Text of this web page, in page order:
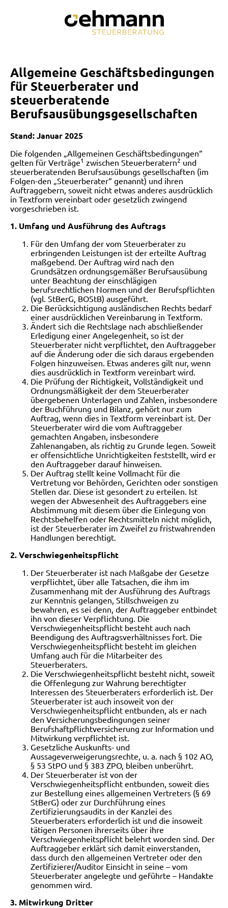
Allgemeine Geschäftsbedingungen
für Steuerberater und
steuerberatende
Berufsausübungsgesellschaften
Stand:Januar2025
Die folgenden „Allgemeinen Geschäftsbedingungen“
gelten für Verträge1 zwischen Steuerberatern2 und
steuerberatenden Berufsausübungs gesellschaften (im
Folgen-den „Steuerberater“ genannt) und ihren
Auftraggebern, soweit nicht etwas anderes ausdrücklich
in Textform vereinbart oder gesetzlich zwingend
vorgeschrieben ist.
1. Umfang und Ausführung des Auftrags
Für den Umfang der vom Steuerberater zu
erbringenden Leistungen ist der erteilte Auftrag
maßgebend. Der Auftrag wird nach den
Grundsätzen ordnungsgemäßer Berufsausübung
unter Beachtung der einschlägigen
berufsrechtlichen Normen und der Berufspflichten
(vgl. StBerG, BOStB) ausgeführt.
Die Berücksichtigung ausländischen Rechts bedarf
einer ausdrücklichen Vereinbarung in Textform.
Ändert sich die Rechtslage nach abschließender
Erledigung einer Angelegenheit, so ist der
Steuerberater nicht verpflichtet, den Auftraggeber
auf die Änderung oder die sich daraus ergebenden
Folgen hinzuweisen. Etwas anderes gilt nur, wenn
dies ausdrücklich in Textform vereinbart wird.
Die Prüfung der Richtigkeit, Vollständigkeit und
Ordnungsmäßigkeit der dem Steuerberater
übergebenen Unterlagen und Zahlen, insbesondere
der Buchführung und Bilanz, gehört nur zum
Auftrag, wenn dies in Textform vereinbart ist. Der
Steuerberater wird die vom Auftraggeber
gemachten Angaben, insbesondere
Zahlenangaben, als richtig zu Grunde legen. Soweit
er offensichtliche Unrichtigkeiten feststellt, wird er
den Auftraggeber darauf hinweisen.
Der Auftrag stellt keine Vollmacht für die
Vertretung vor Behörden, Gerichten oder sonstigen
Stellen dar. Diese ist gesondert zu erteilen. Ist
wegen der Abwesenheit des Auftraggebers eine
Abstimmung mit diesem über die Einlegung von
Rechtsbehelfen oder Rechtsmitteln nicht möglich,
ist der Steuerberater im Zweifel zu fristwahrenden
Handlungen berechtigt.
2. Verschwiegenheitspflicht
Der Steuerberater ist nach Maßgabe der Gesetze
verpflichtet, über alle Tatsachen, die ihm im
Zusammenhang mit der Ausführung des Auftrags
zur Kenntnis gelangen, Stillschweigen zu
bewahren, es sei denn, der Auftraggeber entbindet
ihn von dieser Verpflichtung. Die
Verschwiegenheitspflicht besteht auch nach
Beendigung des Auftragsverhältnisses fort. Die
Verschwiegenheitspflicht besteht im gleichen
Umfang auch für die Mitarbeiter des
Steuerberaters.
Die Verschwiegenheitspflicht besteht nicht, soweit
die Offenlegung zur Wahrung berechtigter
Interessen des Steuerberaters erforderlich ist. Der
Steuerberater ist auch insoweit von der
Verschwiegenheitspflicht entbunden, als er nach
den Versicherungsbedingungen seiner
Berufshaftpflichtversicherung zur Information und
Mitwirkung verpflichtet ist.
Gesetzliche Auskunfts- und
Aussageverweigerungsrechte, u. a. nach § 102 AO,
§ 53 StPO und § 383 ZPO, bleiben unberührt.
Der Steuerberater ist von der
Verschwiegenheitspflicht entbunden, soweit dies
zur Bestellung eines allgemeinen Vertreters (§ 69
StBerG) oder zur Durchführung eines
Zertifizierungsaudits in der Kanzlei des
Steuerberaters erforderlich ist und die insoweit
tätigen Personen ihrerseits über ihre
Verschwiegenheitspflicht belehrt worden sind. Der
Auftraggeber erklärt sich damit einverstanden,
dass durch den allgemeinen Vertreter oder den
Zertifizierer/Auditor Einsicht in seine – vom
Steuerberater angelegte und geführte – Handakte
genommen wird.
3. Mitwirkung Dritter